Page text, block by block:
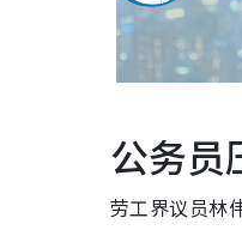
公务员
劳工界议员林